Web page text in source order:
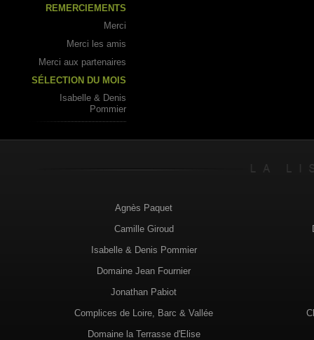
REMERCIEMENTS
Merci
Merci les amis
Merci aux partenaires
SÉLECTION DU MOIS
Isabelle & Denis
Pommier
Agnès Paquet
Camille Giroud
Isabelle & Denis Pommier
Domaine Jean Fournier
Jonathan Pabiot
Complices de Loire, Barc & Vallée
Domaine la Terrasse d'Elise